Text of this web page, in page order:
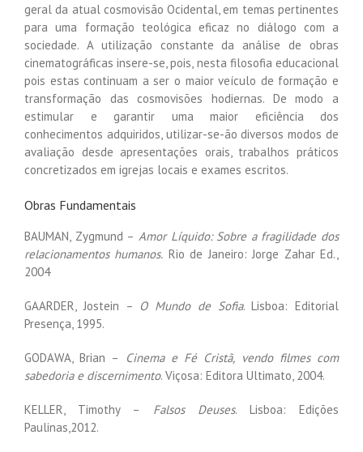
geral da atual cosmovisão Ocidental, em temas pertinentes
para uma formação teológica eficaz no diálogo com a
sociedade. A utilização constante da análise de obras
cinematográficas insere-se, pois, nesta filosofia educacional
pois estas continuam a ser o maior veículo de formação e
transformação das cosmovisões hodiernas. De modo a
estimular e garantir uma maior eficiência dos
conhecimentos adquiridos, utilizar-se-ão diversos modos de
avaliação desde apresentações orais, trabalhos práticos
concretizados em igrejas locais e exames escritos.
Obras Fundamentais
BAUMAN, Zygmund – Amor Líquido: Sobre a fragilidade dos
relacionamentos humanos. Rio de Janeiro: Jorge Zahar Ed.,
2004
GAARDER, Jostein – O Mundo de Sofia. Lisboa: Editorial
Presença, 1995.
GODAWA, Brian –
Cinema e Fé Cristã, vendo filmes com
sabedoria e discernimento. Viçosa: Editora Ultimato, 2004.
KELLER, Timothy – Falsos Deuses. Lisboa: Edições
Paulinas,2012.